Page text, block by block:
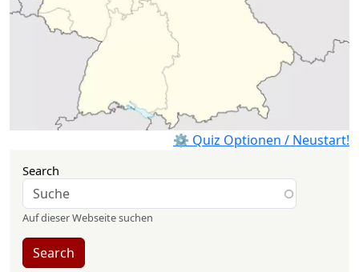
⚙ Quiz Optionen / Neustart!
Search
Auf dieser Webseite suchen
Search